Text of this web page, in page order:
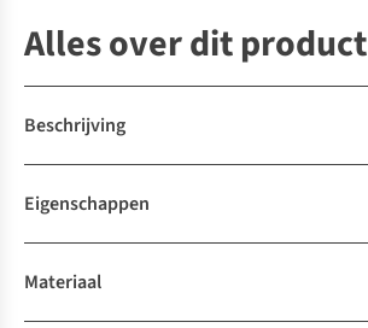
Alles over dit product
Beschrijving
Eigenschappen
Materiaal